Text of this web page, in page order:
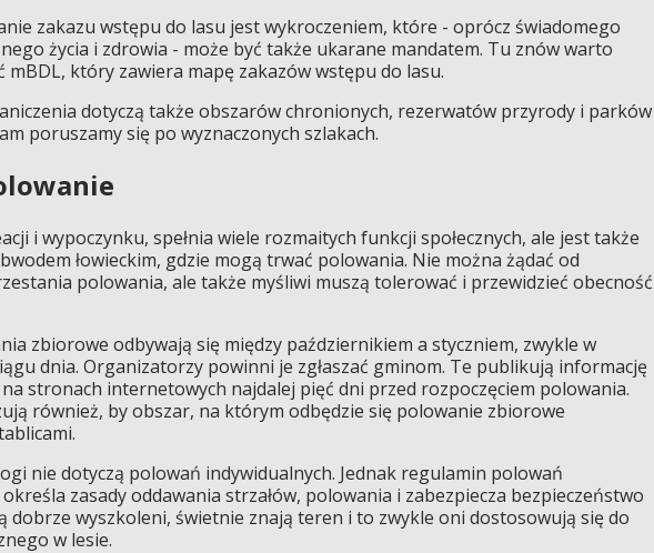
zakazu wstępu do lasu jest wykroczeniem, które - oprócz świadomego
życia i zdrowia - może być także ukarane mandatem. Tu znów warto
mBDL, który zawiera mapę zakazów wstępu do lasu.
dotyczą także obszarów chronionych, rezerwatów przyrody i parków
poruszamy się po wyznaczonych szlakach.
i wypoczynku, spełnia wiele rozmaitych funkcji społecznych, ale jest także
łowieckim, gdzie mogą trwać polowania. Nie można żądać od
polowania, ale także myśliwi muszą tolerować i przewidzieć obecność
zbiorowe odbywają się między październikiem a styczniem, zwykle w
dnia. Organizatorzy powinni je zgłaszać gminom. Te publikują informację
stronach internetowych najdalej pięć dni przed rozpoczęciem polowania.
również, by obszar, na którym odbędzie się polowanie zbiorowe
nie dotyczą polowań indywidualnych. Jednak regulamin polowań
zasady oddawania strzałów, polowania i zabezpiecza bezpieczeństwo
dobrze wyszkoleni, świetnie znają teren i to zwykle oni dostosowują się do
w lesie.